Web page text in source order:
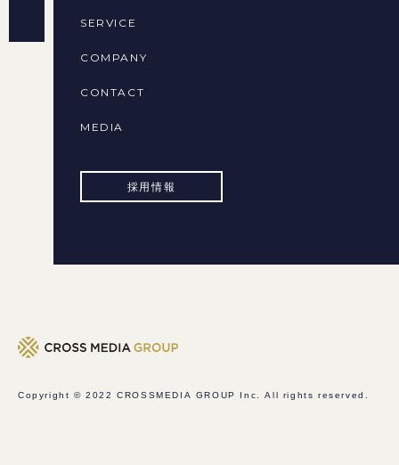
SERVICE
COMPANY
CONTACT
MEDIA
採用情報
Copyright © 2022CROSSMEDIA GROUP Inc. All rights reserved.